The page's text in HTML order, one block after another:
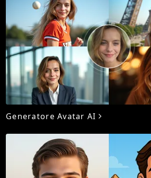
Generatore Avatar AI